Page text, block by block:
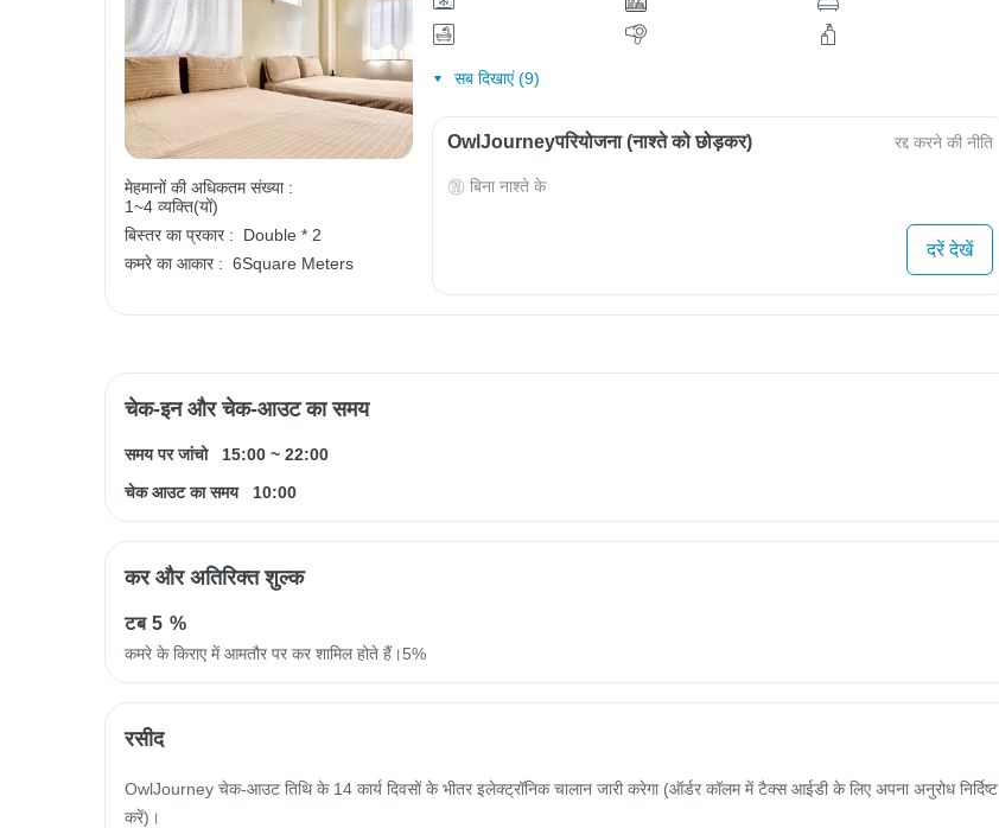
मेहमानों की अधिकतम संख्या :
1~4 व्यक्ति(यों)
बिस्तर का प्रकार :
Double * 2
कमरे का आकार : 6Square Meters
सब दिखाएं (9)
OwlJourneyपरियोजना (नाश्ते को छोड़कर) रद्द करने की नीति
बिना नाश्ते के
दरें देखें
चेक-इन और चेक-आउट का समय
समय पर जांचो 15:00 ~ 22:00
चेक आउट का समय
10:00
कर और अतिरिक्त शुल्क
टब5 %
कमरे के किराए में आमतौर पर कर शामिल होते हैं।5%
रसीद
OwlJourney चेक-आउट तिथि के 14 कार्य दिवसों के भीतर इलेक्ट्रॉनिक चालान जारी करेगा (ऑर्डर कॉलम में टैक्स आईडी के लिए अपना अनुरोध निर्दिष्ट
करें)।